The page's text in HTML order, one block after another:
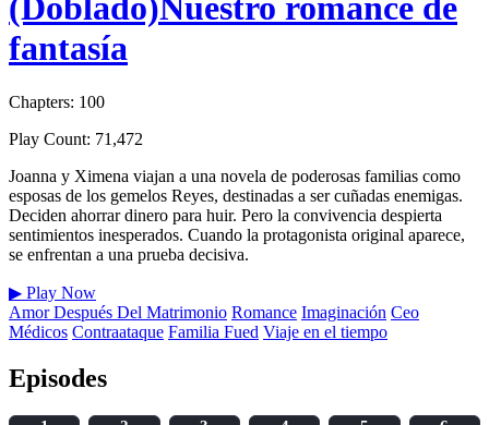
(Doblado)Nuestro romance de
fantasía
Chapters: 100
Play Count: 71,472
Joanna y Ximena viajan a una novela de poderosas familias como
esposas de los gemelos Reyes, destinadas a ser cuñadas enemigas.
Deciden ahorrar dinero para huir. Pero la convivencia despierta
sentimientos inesperados. Cuando la protagonista original aparece,
se enfrentan a una prueba decisiva.
▶ Play Now
Amor Después Del Matrimonio Romance Imaginación Ceo
Médicos Contraataque Familia Fued Viaje en el tiempo
Episodes